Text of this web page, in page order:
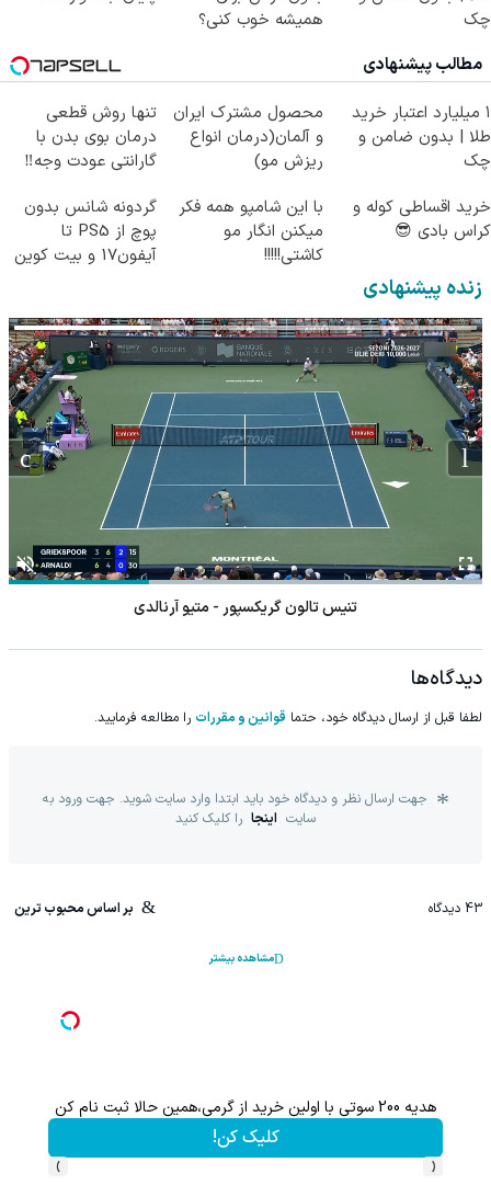
چک
همیشه خوب کنی؟
مطالب پیشنهادی
۱ میلیارد اعتبار خرید
طلا | بدون ضامن و
چک
محصول مشترک ایران
و آلمان(درمان انواع
ریزش مو)
تنها روش قطعی
درمان بوی بدن با
گارانتی عودت وجه‼️
خرید اقساطی کوله و
کراس بادی 😎
با این شامپو همه فکر
میکنن انگار مو
کاشتی!!!!!
گردونه شانس بدون
پوچ از PS5 تا
آیفون17 و بیت کوین
زنده پیشنهادی
تنیس تالون گریکسپور - متیو آرنالدی
دیدگاه‌ها
لطفا قبل از ارسال دیدگاه خود، حتما قوانین و مقررات را مطالعه فرمایید.
جهت ارسال نظر و دیدگاه خود باید ابتدا وارد سایت شوید. جهت ورود به
سایت اینجا را کلیک کنید
43 دیدگاه بر اساس محبوب ترین
مشاهده بیشتر
هم سرمایه گذاری میکنی هم نقره هدیه میگیری ؛ثبت نام کن
کلیک کن!
‹
›